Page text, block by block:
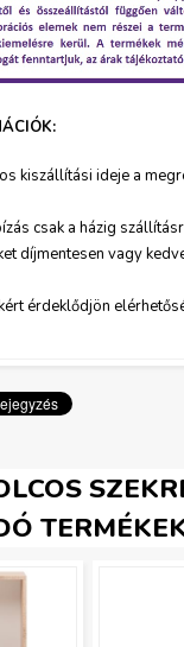
kiszállítási ideje a
csak a házig
díjmentesen vagy
érdeklődjön